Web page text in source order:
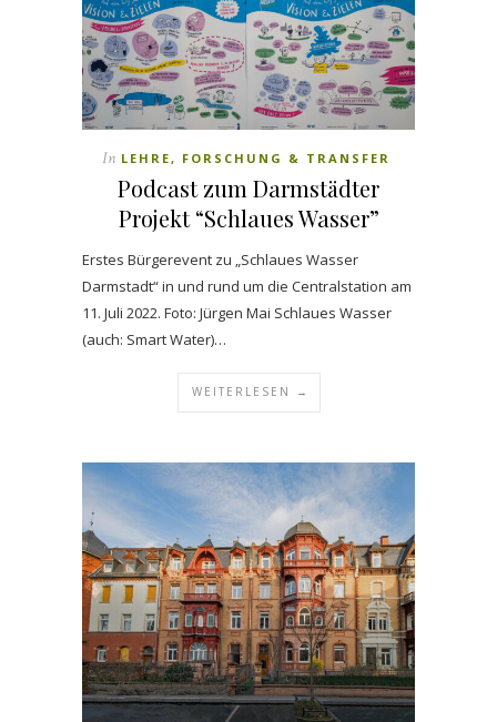
In LEHRE, FORSCHUNG & TRANSFER
Podcast zum Darmstädter
Projekt “Schlaues Wasser”
Erstes Bürgerevent zu „Schlaues Wasser
Darmstadt“ in und rund um die Centralstation am
11. Juli 2022. Foto: Jürgen Mai Schlaues Wasser
(auch: Smart Water)…
WEITERLESEN →